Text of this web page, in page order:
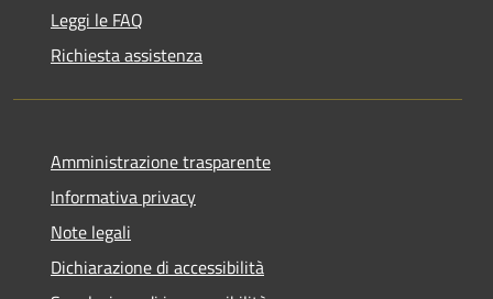
Leggi le FAQ
Richiesta assistenza
Amministrazione trasparente
Informativa privacy
Note legali
Dichiarazione di accessibilità